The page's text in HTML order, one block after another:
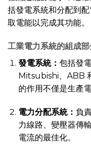
括發電系統和分配到
取電能以完成其功能。
工業電力系統的組成
發電系統： 包括發
Mitsubishi、ABB
的作用不僅是生產
電力分配系統： 負
力線路、變壓器傳
電流的最佳化。